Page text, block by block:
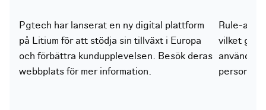
Pgtech har lanserat en ny digital plattform
på Litium för att stödja sin tillväxt i Europa
och förbättra kundupplevelsen. Besök deras
webbplats för mer information.
Rule-
vilket gör
använda